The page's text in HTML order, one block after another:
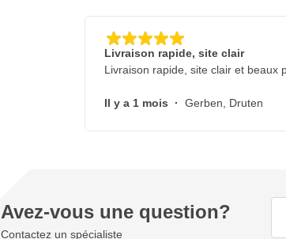
Livraison rapide, site clair
Livraison rapide, site clair et beaux
Il y a 1 mois · Gerben, Druten
Avez-vous une question?
Contactez un spécialiste